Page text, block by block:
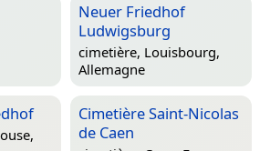
Neuer Friedhof
Ludwigsburg
cimetière, Louisbourg,
Allemagne
Cimetière Saint-Nicolas
de Caen